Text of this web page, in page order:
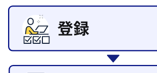
施設管理・整備
清掃
施工管理
自動車整備士